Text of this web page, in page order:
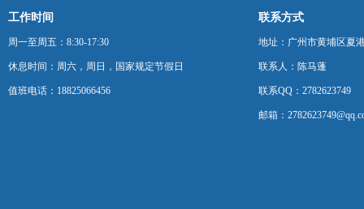
工作时间
周一至周五：8:30-17:30
休息时间：周六，周日，国家规定节假日
值班电话：18825066456
联系方式
地址：广州市黄埔区夏
联系人：陈马蓬
联系QQ：2782623749
邮箱：